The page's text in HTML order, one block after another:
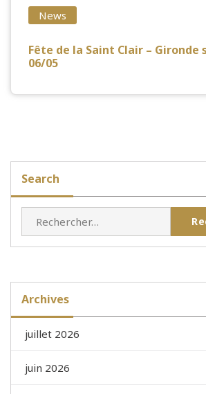
News
Fête de la Saint Clair – Gironde
06/05
Search
Archives
juillet 2026
juin 2026